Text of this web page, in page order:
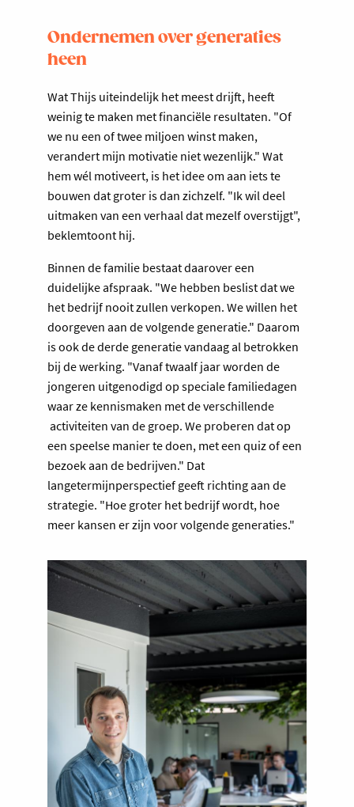
Ondernemen over generaties
heen
Wat Thijs uiteindelijk het meest drijft, heeft
weinig te maken met financiële resultaten. "Of
we nu een of twee miljoen winst maken,
verandert mijn motivatie niet wezenlijk." Wat
hem wél motiveert, is het idee om aan iets te
bouwen dat groter is dan zichzelf. "Ik wil deel
uitmaken van een verhaal dat mezelf overstijgt",
beklemtoont hij.
Binnen de familie bestaat daarover een
duidelijke afspraak. "We hebben beslist dat we
het bedrijf nooit zullen verkopen. We willen het
doorgeven aan de volgende generatie." Daarom
is ook de derde generatie vandaag al betrokken
bij de werking. "Vanaf twaalf jaar worden de
jongeren uitgenodigd op speciale familiedagen
waar ze kennismaken met de verschillende
activiteiten van de groep. We proberen dat op
een speelse manier te doen, met een quiz of een
bezoek aan de bedrijven." Dat
langetermijnperspectief geeft richting aan de
strategie. "Hoe groter het bedrijf wordt, hoe
meer kansen er zijn voor volgende generaties."